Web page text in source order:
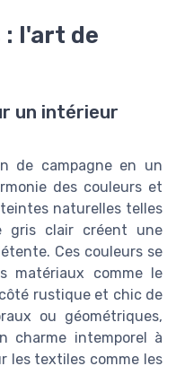
l'art de
un intérieur
de campagne en un
des couleurs et
naturelles telles
gris clair créent une
Ces couleurs se
matériaux comme le
rustique et chic de
ou géométriques,
charme intemporel à
les textiles comme les